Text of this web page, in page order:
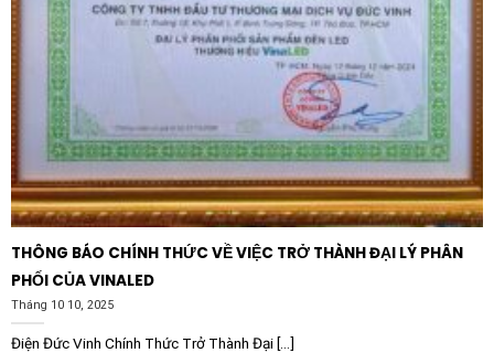
THÔNG BÁO CHÍNH THỨC VỀ VIỆC TRỞ THÀNH ĐẠI LÝ PHÂN
PHỐI CỦA VINALED
Tháng 10 10, 2025
Điện Đức Vinh Chính Thức Trở Thành Đại [...]